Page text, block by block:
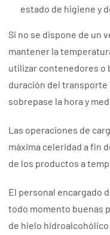
estado de higiene y
Si no se dispone de un
mantener la
utilizar contenedores o
duración del transporte
sobrepase la hora y
Las operaciones de
máxima celeridad a fin
de los productos a
El personal encargado
todo momento buenas
de hielo